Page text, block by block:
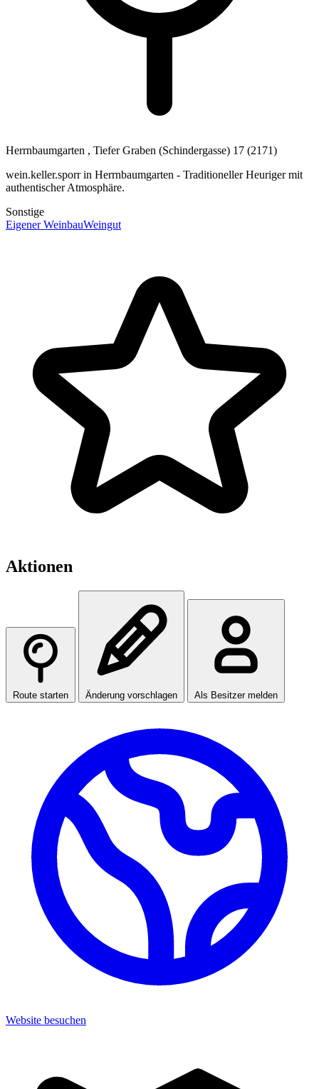
Herrnbaumgarten , Tiefer Graben (Schindergasse) 17 (2171)
wein.keller.sporr in Herrnbaumgarten - Traditioneller Heuriger mit
authentischer Atmosphäre.
Sonstige
Eigener WeinbauWeingut
Aktionen
Route starten Änderung vorschlagen Als Besitzer melden
Website besuchen